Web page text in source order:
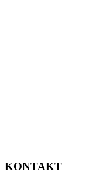
KONTAKT